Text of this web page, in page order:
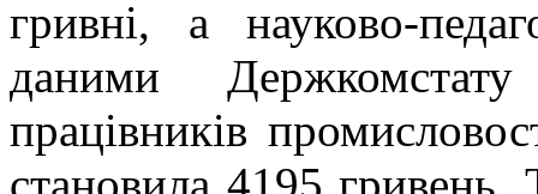
гривні, а науково-
даними
працівників